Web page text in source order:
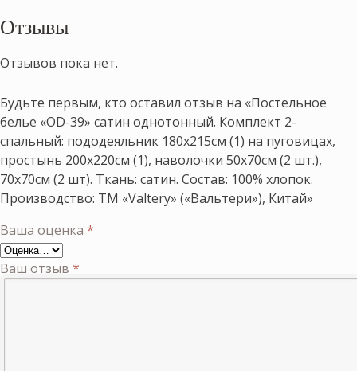
Отзывы
Отзывов пока нет.
Будьте первым, кто оставил отзыв на «Постельное
белье «OD-39» сатин однотонный. Комплект 2-
спальный: пододеяльник 180х215см (1) на пуговицах,
простынь 200х220см (1), наволочки 50х70см (2 шт.),
70х70см (2 шт). Ткань: сатин. Состав: 100% хлопок.
Производство: ТМ «Valtery» («Вальтери»), Китай»
Ваша оценка *
Ваш отзыв *